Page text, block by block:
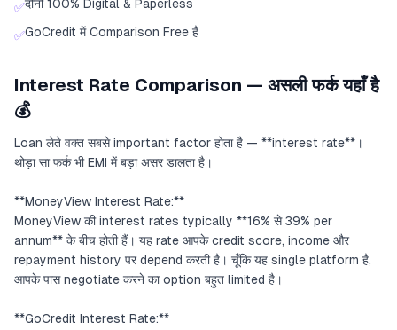
✅दोनों 100% Digital & Paperless
✅GoCredit में Comparison Free है
Interest Rate Comparison — असली फर्क यहाँ है
💰
Loan लेते वक्त सबसे important factor होता है — **interest rate**।
थोड़ा सा फर्क भी EMI में बड़ा असर डालता है।
**MoneyView Interest Rate:**
MoneyView की interest rates typically **16% से 39% per
annum** के बीच होती हैं। यह rate आपके credit score, income और
repayment history पर depend करती है। चूँकि यह single platform है,
आपके पास negotiate करने का option बहुत limited है।
**GoCredit Interest Rate:**